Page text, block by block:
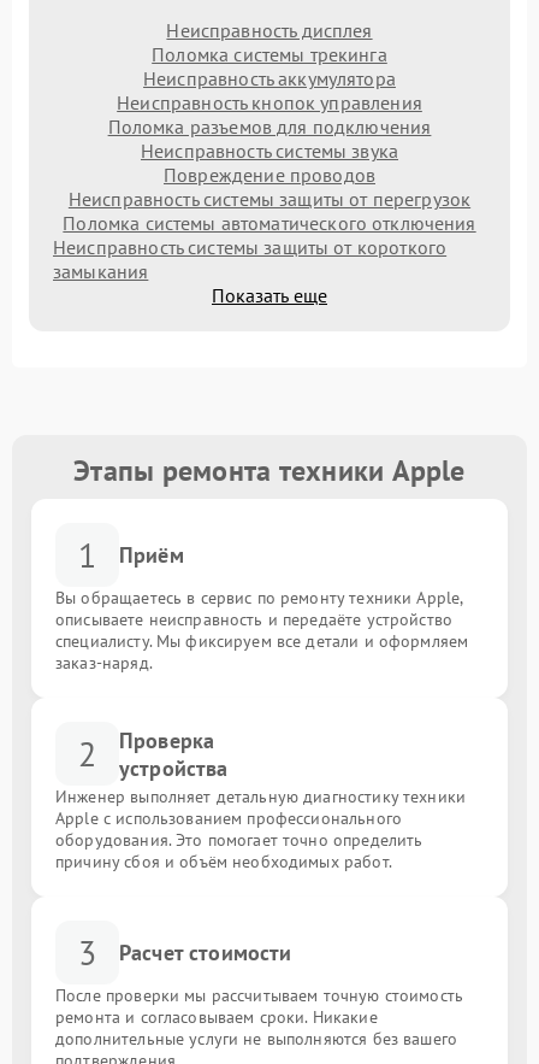
Неисправность дисплея
Поломка системы трекинга
Неисправность аккумулятора
Неисправность кнопок управления
Поломка разъемов для подключения
Неисправность системы звука
Повреждение проводов
Неисправность системы защиты от перегрузок
Поломка системы автоматического отключения
Неисправность системы защиты от короткого
замыкания
Показать еще
Этапы ремонта техники Apple
1 Приём
Вы обращаетесь в сервис по ремонту техники Apple,
описываете неисправность и передаёте устройство
специалисту. Мы фиксируем все детали и оформляем
заказ-наряд.
2
Проверка
устройства
Инженер выполняет детальную диагностику техники
Apple с использованием профессионального
оборудования. Это помогает точно определить
причину сбоя и объём необходимых работ.
3 Расчет стоимости
После проверки мы рассчитываем точную стоимость
ремонта и согласовываем сроки. Никакие
дополнительные услуги не выполняются без вашего